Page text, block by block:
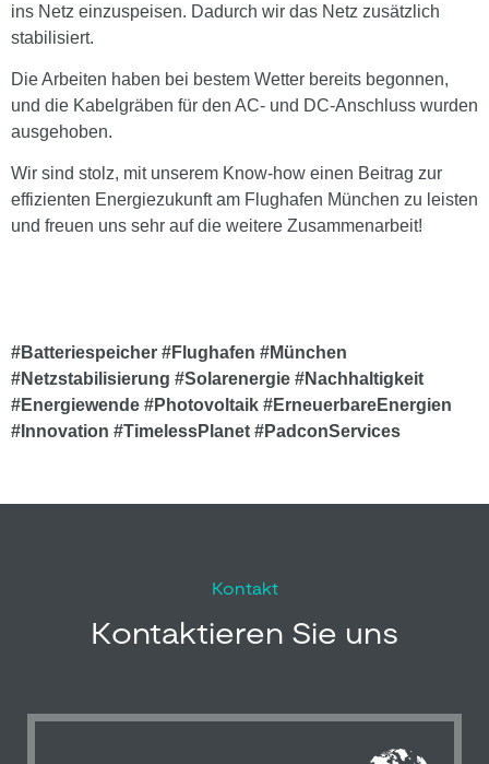
ins Netz einzuspeisen. Dadurch wir das Netz zusätzlich
stabilisiert.
Die Arbeiten haben bei bestem Wetter bereits begonnen,
und die Kabelgräben für den AC- und DC-Anschluss wurden
ausgehoben.
Wir sind stolz, mit unserem Know-how einen Beitrag zur
effizienten Energiezukunft am Flughafen München zu leisten
und freuen uns sehr auf die weitere Zusammenarbeit!
#Batteriespeicher #Flughafen #München
#Netzstabilisierung #Solarenergie #Nachhaltigkeit
#Energiewende #Photovoltaik #ErneuerbareEnergien
#Innovation #TimelessPlanet #PadconServices
Kontakt
Kontaktieren Sie uns